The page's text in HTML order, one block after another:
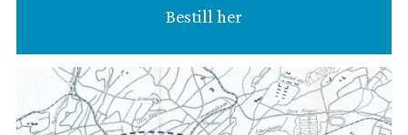
Bestill her